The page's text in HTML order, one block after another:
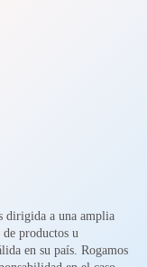
dirigida a una amplia
productos u
en su país. Rogamos